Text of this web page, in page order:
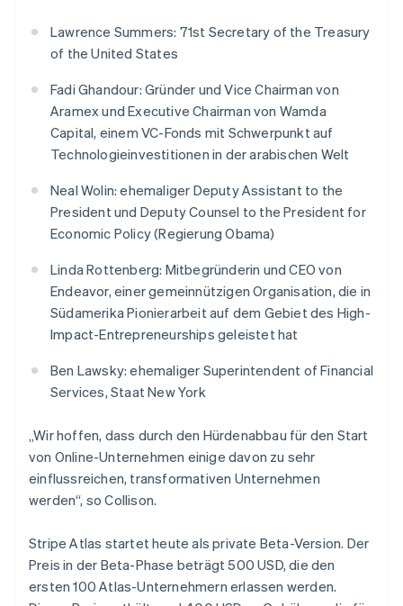
Lawrence Summers: 71st Secretary of the Treasury
of the United States
Fadi Ghandour: Gründer und Vice Chairman von
Aramex und Executive Chairman von Wamda
Capital, einem VC-Fonds mit Schwerpunkt auf
Technologieinvestitionen in der arabischen Welt
Neal Wolin: ehemaliger Deputy Assistant to the
President und Deputy Counsel to the President for
Economic Policy (Regierung Obama)
Linda Rottenberg: Mitbegründerin und CEO von
Endeavor, einer gemeinnützigen Organisation, die in
Südamerika Pionierarbeit auf dem Gebiet des High-
Impact-Entrepreneurships geleistet hat
Ben Lawsky: ehemaliger Superintendent of Financial
Services, Staat New York
„Wir hoffen, dass durch den Hürdenabbau für den Start
von Online-Unternehmen einige davon zu sehr
einflussreichen, transformativen Unternehmen
werden“, so Collison.
Stripe Atlas startet heute als private Beta-Version. Der
Preis in der Beta-Phase beträgt 500 USD, die den
ersten 100 Atlas-Unternehmern erlassen werden.
Neuseeland
English
NederlandsEnglish
Norwegen
English
Österreich
DeutschEnglish
English
Portugal
PortuguêsEnglish
English
Schweden
Svenska English
Schweiz
DeutschFrançaisItalianoEnglish
English简体中文
Slowakei
Slowenien
English Italiano
Sonderverwaltungsregion Hongkong,
China
English 简体中文
EspañolEnglish
Thailand
ไทยEnglish
Tschechische Republik